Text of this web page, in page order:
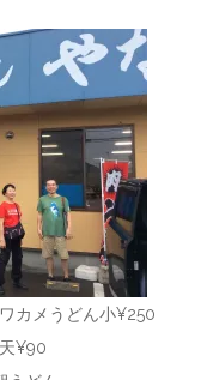
カメうどん小¥250
¥90